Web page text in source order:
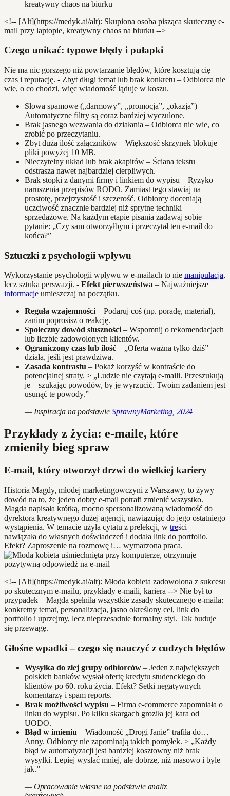
<!-- [Alt](https://medyk.ai/alt): Skupiona osoba pisząca skuteczny e-
mail przy laptopie, kreatywny chaos na biurku -->
Czego unikać: typowe błędy i pułapki
Nie ma nic gorszego niż powtarzanie błędów, które kosztują cię
czas i reputację. - Zbyt długi temat lub brak konkretu – Odbiorca nie
wie, o co chodzi, więc wiadomość ląduje w koszu.
Słowa spamowe („darmowy”, „promocja”, „okazja”) –
Automatyczne filtry są coraz bardziej wyczulone.
Brak jasnego wezwania do działania – Odbiorca nie wie, co
zrobić po przeczytaniu.
Zbyt duża ilość załączników – Większość skrzynek blokuje
pliki powyżej 10 MB.
Nieczytelny układ lub brak akapitów – Ściana tekstu
odstrasza nawet najbardziej cierpliwych.
Brak stopki z danymi firmy i linkiem do wypisu – Ryzyko
naruszenia przepisów RODO. Zamiast tego stawiaj na
prostotę, przejrzystość i szczerość. Odbiorcy doceniają
uczciwość znacznie bardziej niż sprytne techniki
sprzedażowe. Na każdym etapie pisania zadawaj sobie
pytanie: „Czy sam otworzyłbym i przeczytał ten e-mail do
końca?”
Sztuczki z psychologii wpływu
Wykorzystanie psychologii wpływu w e-mailach to nie manipulacja,
lecz sztuka perswazji. - Efekt pierwszeństwa – Najważniejsze
informacje umieszczaj na początku.
Reguła wzajemności– Podaruj coś (np. poradę, materiał),
zanim poprosisz o reakcję.
Społeczny dowód słuszności– Wspomnij o rekomendacjach
lub liczbie zadowolonych klientów.
Ograniczony czas lub ilość – „Oferta ważna tylko dziś”
działa, jeśli jest prawdziwa.
Zasada kontrastu – Pokaż korzyść w kontraście do
potencjalnej straty. > „Ludzie nie czytają e-maili. Przeszukują
je – szukając powodów, by je wyrzucić. Twoim zadaniem jest
usunąć te powody.”
— Inspiracja na podstawie SprawnyMarketing, 2024
Przykłady z życia: e-maile, które
zmieniły bieg spraw
E-mail, który otworzył drzwi do wielkiej kariery
Historia Magdy, młodej marketingowczyni z Warszawy, to żywy
dowód na to, że jeden dobry e-mail potrafi zmienić wszystko.
Magda napisała krótką, mocno spersonalizowaną wiadomość do
dyrektora kreatywnego dużej agencji, nawiązując do jego ostatniego
wystąpienia. W temacie użyła cytatu z prelekcji, w treści –
nawiązała do własnych doświadczeń i dodała link do portfolio.
Efekt? Zaproszenie na rozmowę i… wymarzona praca.
<!-- [Alt](https://medyk.ai/alt): Młoda kobieta zadowolona z sukcesu
po skutecznym e-mailu, przykłady e-maili, kariera --> Nie był to
przypadek – Magda spełniła wszystkie zasady skutecznego e-maila:
konkretny temat, personalizacja, jasno określony cel, link do
portfolio i uprzejmy, lecz nieprzesadnie formalny styl. Tak buduje
się przewagę.
Głośne wpadki – czego się nauczyć z cudzych błędów
Wysyłka do złej grupy odbiorców – Jeden z największych
polskich banków wysłał ofertę kredytu studenckiego do
klientów po 60. roku życia. Efekt? Setki negatywnych
komentarzy i spam reports.
Brak możliwości wypisu – Firma e-commerce zapomniała o
linku do wypisu. Po kilku skargach groziła jej kara od
UODO.
Błąd w imieniu – Wiadomość „Drogi Janie” trafiła do…
Anny. Odbiorcy nie zapominają takich pomyłek. > „Każdy
błąd w automatyzacji jest bardziej kosztowny niż brak
wysyłki. Lepiej wysłać mniej, ale dobrze, niż masowo i byle
jak.”
— Opracowanie własne na podstawie analiz